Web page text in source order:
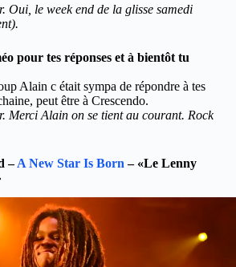
Oui, le week end de la glisse samedi
pour tes réponses et à bientôt tu
Alain c était sympa de répondre à tes
peut être à Crescendo.
Merci Alain on se tient au courant. Rock
–A New Star Is Born – «Le Lenny